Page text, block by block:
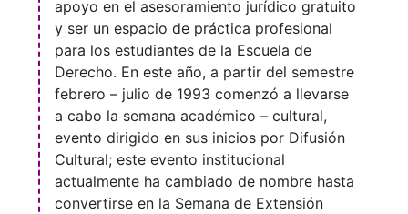
apoyo en el asesoramiento jurídico gratuito
y ser un espacio de práctica profesional
para los estudiantes de la Escuela de
Derecho. En este año, a partir del semestre
febrero – julio de 1993 comenzó a llevarse
a cabo la semana académico – cultural,
evento dirigido en sus inicios por Difusión
Cultural; este evento institucional
actualmente ha cambiado de nombre hasta
convertirse en la Semana de Extensión